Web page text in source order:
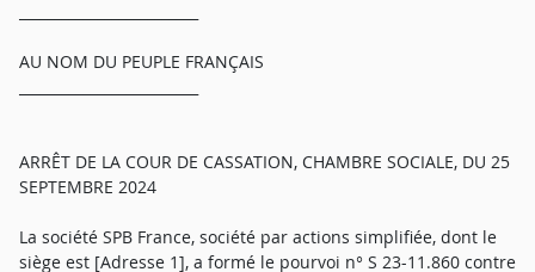
AU NOM DU PEUPLE FRANÇAIS
ARRÊT DE LA COUR DE CASSATION, CHAMBRE SOCIALE, DU 25
SEPTEMBRE 2024
La société SPB France, société par actions simplifiée, dont le
siège est [Adresse 1], a formé le pourvoi n° S 23-11.860 contre